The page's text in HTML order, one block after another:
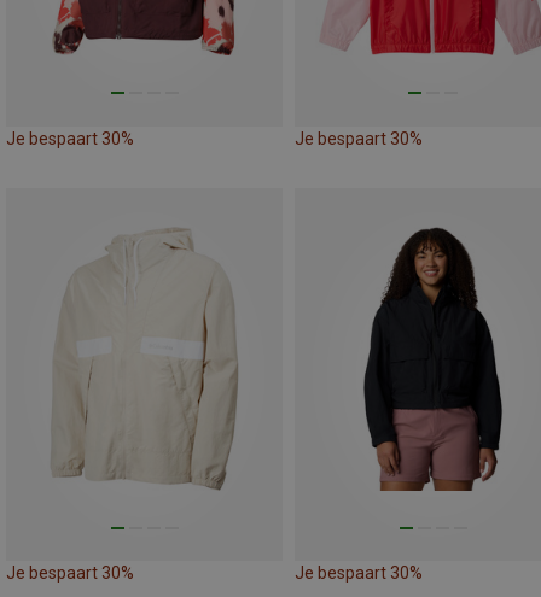
Je bespaart 30% Je bespaart 30%
Je bespaart 30% Je bespaart 30%